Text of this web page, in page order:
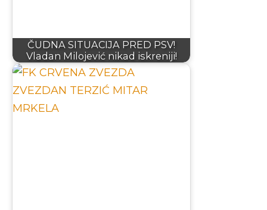
ČUDNA SITUACIJA PRED PSV!
Vladan Milojević nikad iskreniji!